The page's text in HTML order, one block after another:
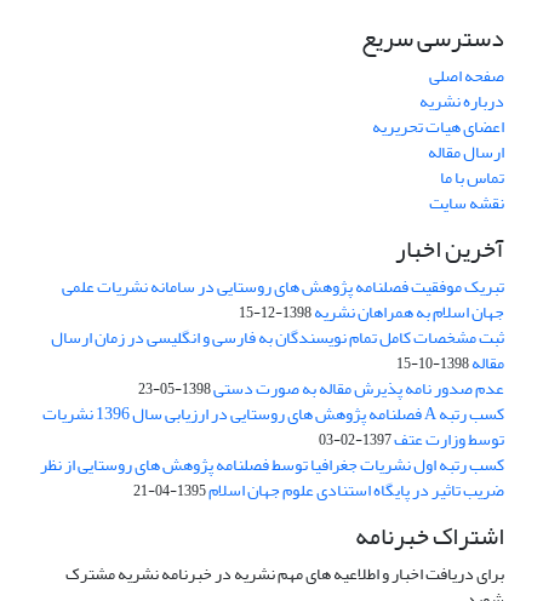
دسترسی سریع
صفحه اصلی
درباره نشریه
اعضای هیات تحریریه
ارسال مقاله
تماس با ما
نقشه سایت
آخرین اخبار
تبریک موفقیت فصلنامه پژوهش های روستایی در سامانه نشریات علمی
جهان اسلام به همراهان نشریه1398-12-15
ثبت مشخصات کامل تمام نویسندگان به فارسی و انگلیسی در زمان ارسال
مقاله1398-10-15
عدم صدور نامه پذیرش مقاله به صورت دستی1398-05-23
کسب رتبه A فصلنامه پژوهش های روستایی در ارزیابی سال 1396 نشریات
توسط وزارت عتف1397-02-03
کسب رتبه اول نشریات جغرافیا توسط فصلنامه پژوهش های روستایی از نظر
ضریب تاثیر در پایگاه استنادی علوم جهان اسلام1395-04-21
اشتراک خبرنامه
برای دریافت اخبار و اطلاعیه های مهم نشریه در خبرنامه نشریه مشترک